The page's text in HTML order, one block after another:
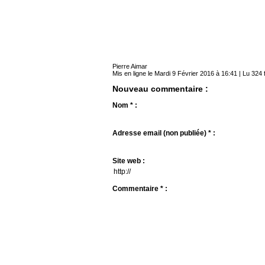
Pierre Aimar
Mis en ligne le Mardi 9 Février 2016 à 16:41 | Lu 324
Nouveau commentaire :
Nom * :
Adresse email (non publiée) * :
Site web :
Commentaire * :